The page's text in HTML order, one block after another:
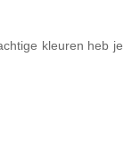
kleuren heb je